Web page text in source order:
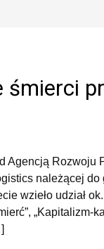
śmierci
Agencją
należącej
wzieło udział